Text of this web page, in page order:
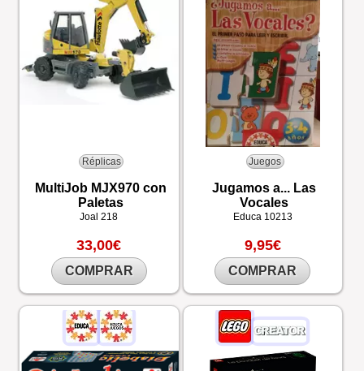
Réplicas
MultiJob MJX970 con
Paletas
Joal218
33,00€
COMPRAR
Juegos
Jugamos a... Las
Vocales
Educa 10213
9,95€
COMPRAR